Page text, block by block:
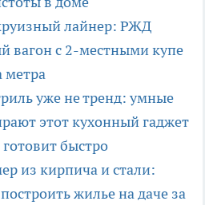
лайнер: РЖД
вагон с 2-местными купе
метра
уже не тренд: умные
этот кухонный гаджет
быстро
из кирпича и стали:
жилье на даче за